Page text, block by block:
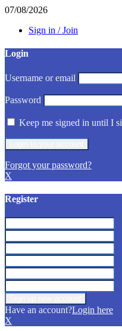
07/08/2026
Sign in / Join
Login
Username or email
Password
Keep me signed in until I
Forgot your password?
X
Register
Have an account?Login here
X